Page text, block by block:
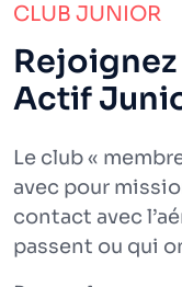
CLUB JUNIOR
Actif
Le club «
avec pour
contact avec
passent ou qui